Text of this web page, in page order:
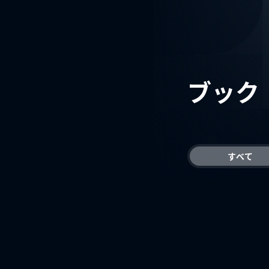
ブック
すべて